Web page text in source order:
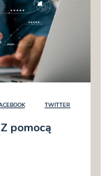
TWITTER
pomocą